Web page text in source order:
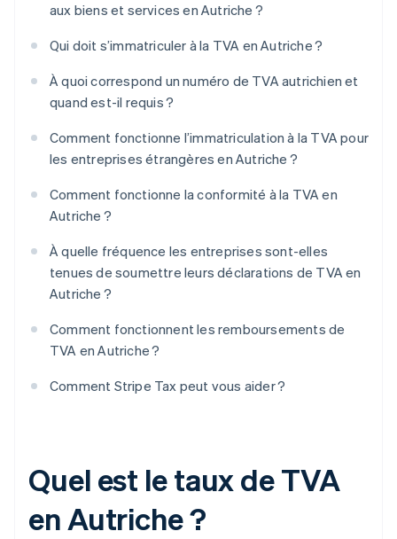
aux biens et services en Autriche ?
Qui doit s’immatriculer à la TVA en Autriche ?
À quoi correspond un numéro de TVA autrichien et
quand est-il requis ?
Comment fonctionne l’immatriculation à la TVA pour
les entreprises étrangères en Autriche ?
Comment fonctionne la conformité à la TVA en
Autriche ?
À quelle fréquence les entreprises sont-elles
tenues de soumettre leurs déclarations de TVA en
Autriche ?
Comment fonctionnent les remboursements de
TVA en Autriche ?
Comment Stripe Tax peut vous aider ?
Quel est le taux de TVA
en Autriche ?